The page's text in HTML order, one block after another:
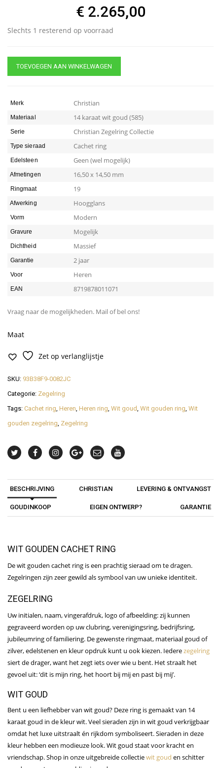
€ 2.265,00
Slechts 1 resterend op voorraad
TOEVOEGEN AAN WINKELWAGEN
Merk Christian
Materiaal 14 karaat wit goud (585)
Serie Christian Zegelring Collectie
Type sieraad Cachet ring
Edelsteen Geen (wel mogelijk)
Afmetingen 16,50 x 14,50 mm
Ringmaat 19
Afwerking Hoogglans
Vorm Modern
Gravure Mogelijk
Dichtheid Massief
Garantie 2 jaar
Voor Heren
EAN 8719878011071
Vraag naar de mogelijkheden. Mail of bel ons!
Maat
Zet op verlanglijstje
SKU: 93B38F9-0082JC
Categorie: Zegelring
Tags: Cachet ring, Heren, Heren ring, Wit goud, Wit gouden ring, Wit
gouden zegelring, Zegelring
BESCHRIJVING CHRISTIAN LEVERING & ONTVANGST
GOUDINKOOP EIGEN ONTWERP? GARANTIE
WIT GOUDEN CACHET RING
De wit gouden cachet ring is een prachtig sieraad om te dragen.
Zegelringen zijn zeer gewild als symbool van uw unieke identiteit.
ZEGELRING
Uw initialen, naam, vingerafdruk, logo of afbeelding: zij kunnen
gegraveerd worden op uw clubring, verenigingsring, bedrijfsring,
jubileumring of familiering. De gewenste ringmaat, materiaal goud of
zilver, edelstenen en kleur opdruk kunt u ook kiezen. Iederezegelring
siert de drager, want het zegt iets over wie u bent. Het straalt het
gevoel uit: ‘dit is mijn ring, het hoort bij mij en past bij mij’.
WIT GOUD
Bent u een liefhebber van wit goud? Deze ring is gemaakt van 14
karaat goud in de kleur wit. Veel sieraden zijn in wit goud verkrijgbaar
omdat het luxe uitstraalt én rijkdom symboliseert. Sieraden in deze
kleur hebben een modieuze look. Wit goud staat voor kracht en
vriendschap. Shop in onze uitgebreide collectiewit goud en schitter